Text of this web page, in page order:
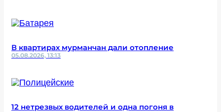
В квартирах мурманчан дали отопление
05.08.2026, 13:13
12 нетрезвых водителей и одна погоня в